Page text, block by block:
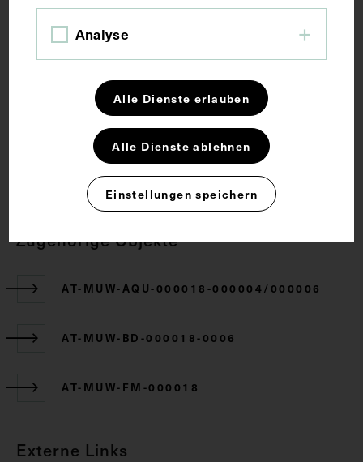
Anatomie
Lehrmittel
Sesambein Zehe
CC BY-NC-SA 4.0
Zugehörige Objekte
AT-MUW-AQU-000018-000004/000006
AT-MUW-BD-000018-0006
AT-MUW-FM-000018
Externe Links
Analyse
Alle Dienste erlauben
Alle Dienste ablehnen
Einstellungen speichern